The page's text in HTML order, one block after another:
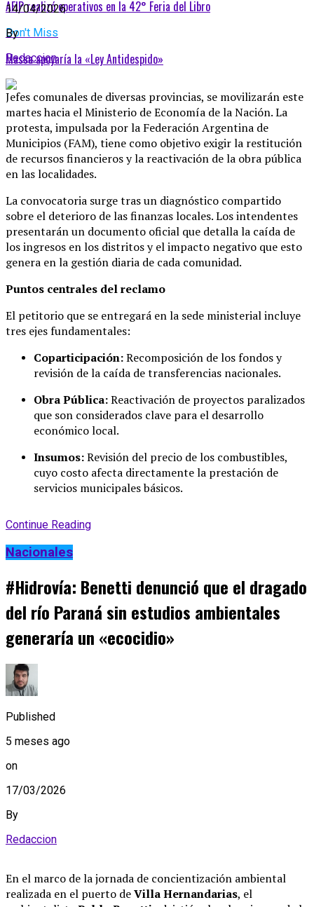
AFIP realizó operativos en la 42° Feria del Libro
Don't Miss
Massa apoyaría la «Ley Antidespido»
14/04/2026
By
Redaccion
Jefes comunales de diversas provincias, se movilizarán este
martes hacia el Ministerio de Economía de la Nación. La
protesta, impulsada por la Federación Argentina de
Municipios (FAM), tiene como objetivo exigir la restitución
de recursos financieros y la reactivación de la obra pública
en las localidades.
La convocatoria surge tras un diagnóstico compartido
sobre el deterioro de las finanzas locales. Los intendentes
presentarán un documento oficial que detalla la caída de
los ingresos en los distritos y el impacto negativo que esto
genera en la gestión diaria de cada comunidad.
Puntos centrales del reclamo
El petitorio que se entregará en la sede ministerial incluye
tres ejes fundamentales:
Coparticipación:Recomposición de los fondos y
revisión de la caída de transferencias nacionales.
Obra Pública:Reactivación de proyectos paralizados
que son considerados clave para el desarrollo
económico local.
Insumos:Revisión del precio de los combustibles,
cuyo costo afecta directamente la prestación de
servicios municipales básicos.
Continue Reading
Nacionales
#Hidrovía: Benetti denunció que el dragado
del río Paraná sin estudios ambientales
generaría un «ecocidio»
Published
5 meses ago
on
17/03/2026
By
Redaccion
En el marco de la jornada de concientización ambiental
realizada en el puerto deVilla Hernandarias, el